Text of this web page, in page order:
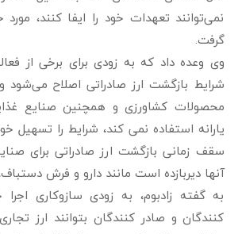
نمی‌توانند تعهدات خود را ایفا کنند،
گرفت.
وی وعده داد که به زودی برای برخی از
شرایط بازگشت ارز صادراتی اصلاح می‌شود و
محصولات کشاورزی و همچنین صنایع
یارانه استفاده نمی کند، شرایط را تسهیل
سقف زمانی بازگشت ارز صادراتی برای
آنها دیربازده است مانند دارو و فرش
به گفته زادبوم، به زودی سازوکاری
کنندگان و صادر کنندگان بتوانند ارز